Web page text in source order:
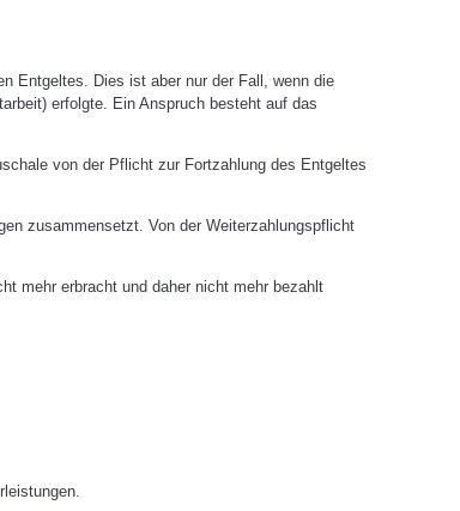
Entgeltes. Dies ist aber nur der Fall, wenn die
erfolgte. Ein Anspruch besteht auf das
von der Pflicht zur Fortzahlung des Entgeltes
zusammensetzt. Von der Weiterzahlungspflicht
mehr erbracht und daher nicht mehr bezahlt